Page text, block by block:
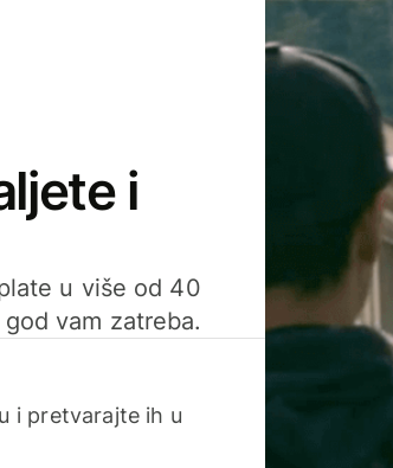
i
u više od 40
vam zatreba.
i pretvarajte ih u